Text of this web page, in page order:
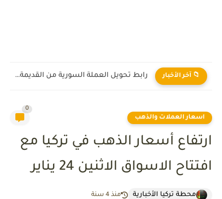
📁 آخر الأخبار رابط تحويل العملة السورية من القديمة إلى الجديدة 2026
اسعار العملات والذهب
0
ارتفاع أسعار الذهب في تركيا مع
افتتاح الاسواق الاثنين 24 يناير
محطة تركيا الأخبارية منذ 4 سنة